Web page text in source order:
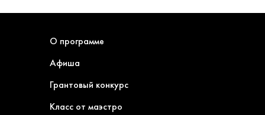
О программе
Афиша
Грантовый конкурс
Класс от маэстро